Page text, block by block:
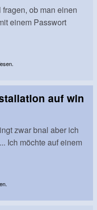
ob man einen
einem Passwort
auf win
zwar bnal aber ich
Ich möchte auf einem